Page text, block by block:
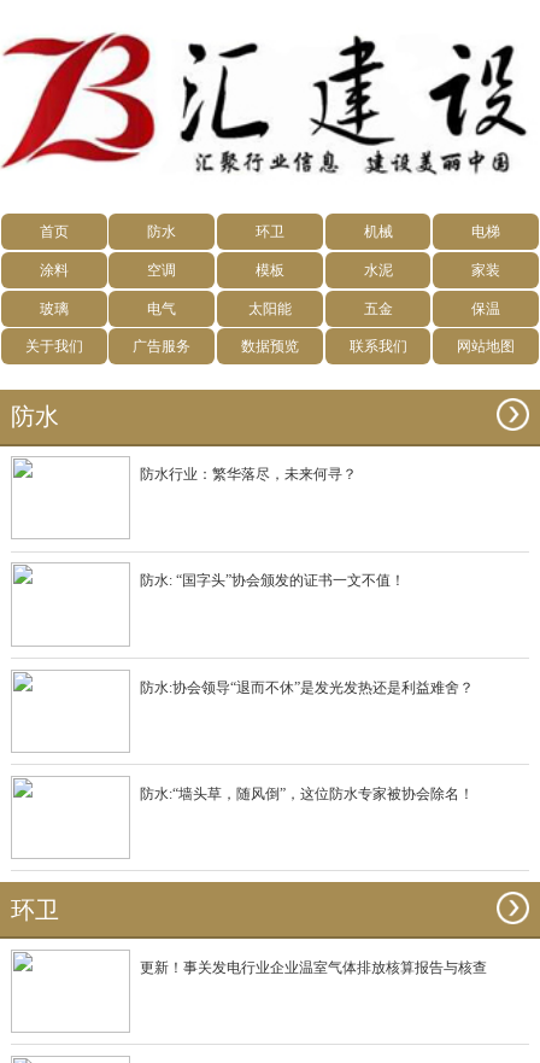
首页 防水 环卫 机械 电梯
涂料 空调 模板 水泥 家装
玻璃 电气 太阳能 五金 保温
关于我们 广告服务 数据预览 联系我们 网站地图
防水
防水行业：繁华落尽，未来何寻？
防水: “国字头”协会颁发的证书一文不值！
防水:协会领导“退而不休”是发光发热还是利益难舍？
防水:“墙头草，随风倒”，这位防水专家被协会除名！
环卫
更新！事关发电行业企业温室气体排放核算报告与核查